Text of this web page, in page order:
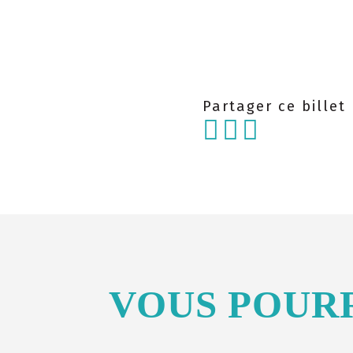
Partager ce billet
VOUS